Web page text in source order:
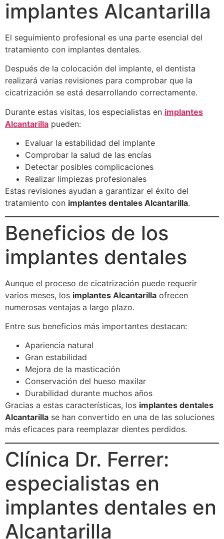
implantes Alcantarilla
El seguimiento profesional es una parte esencial del
tratamiento con implantes dentales.
Después de la colocación del implante, el dentista
realizará varias revisiones para comprobar que la
cicatrización se está desarrollando correctamente.
Durante estas visitas, los especialistas en implantes
Alcantarilla pueden:
Evaluar la estabilidad del implante
Comprobar la salud de las encías
Detectar posibles complicaciones
Realizar limpiezas profesionales
Estas revisiones ayudan a garantizar el éxito del
tratamiento con implantes dentales Alcantarilla.
Beneficios de los
implantes dentales
Aunque el proceso de cicatrización puede requerir
varios meses, los implantes Alcantarilla ofrecen
numerosas ventajas a largo plazo.
Entre sus beneficios más importantes destacan:
Apariencia natural
Gran estabilidad
Mejora de la masticación
Conservación del hueso maxilar
Durabilidad durante muchos años
Gracias a estas características, los implantes dentales
Alcantarilla se han convertido en una de las soluciones
más eficaces para reemplazar dientes perdidos.
Clínica Dr. Ferrer:
especialistas en
implantes dentales en
Alcantarilla